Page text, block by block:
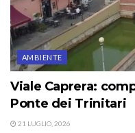
AMBIENTE
Viale Caprera:
Ponte dei Trinitari
21 LUGLIO, 2026